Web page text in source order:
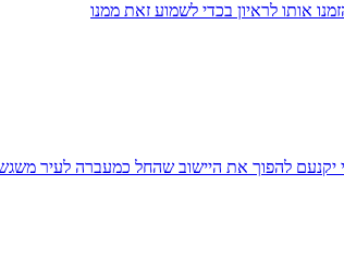
אותו לראיון בכדי לשמוע זאת ממנו
יקנעם להפוך את היישוב שהחל כמעברה לעיר